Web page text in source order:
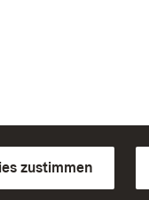
zustimmen